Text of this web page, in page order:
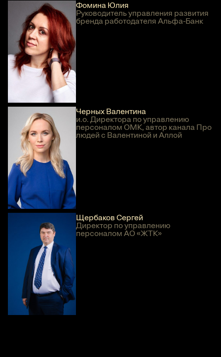
Фомина Юлия
Руководитель управления развития
бренда работодателя Альфа-Банк
Черных Валентина
и.о. Директора по управлению
персоналом ОМК, автор канала Про
людей с Валентиной и Аллой
Щербаков Сергей
Директор по управлению
персоналом АО «ЖТК»